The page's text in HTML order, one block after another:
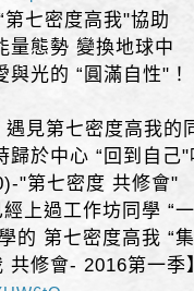
七密度高我"協助
量態勢 變換地球中
光的 “圓滿自性"！
見第七密度高我的
歸於中心 “回到自己
"第七密度 共修會"
上過工作坊同學 “
的 第七密度高我 “
共修會- 2016第一季